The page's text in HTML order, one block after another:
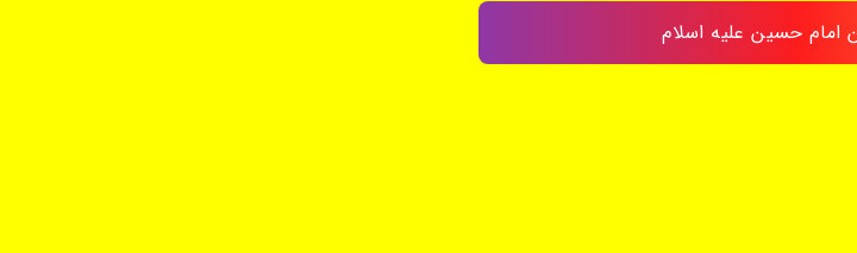
امام حسین علیه اسلام